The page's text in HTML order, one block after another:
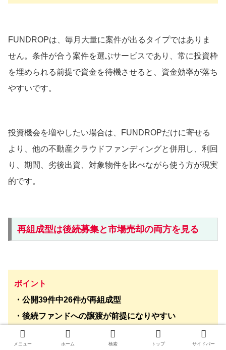
FUNDROPは、毎月大量に案件が出るタイプではありま
せん。条件が合う案件を選ぶサービスであり、常に投資枠
を埋められる前提で資金を待機させると、資金効率が落ち
やすいです。
投資機会を増やしたい場合は、FUNDROPだけに寄せる
より、他の不動産クラウドファンディングと併用し、利回
り、期間、劣後出資、対象物件を比べながら使う方が現実
的です。
再組成型は後続募集と市場売却の両方を見る
ポイント
・公開39件中26件が再組成型
・後続ファンドへの譲渡が前提になりやすい
・再組成できない場合の売却価格も想定する
メニュー ホーム 検索 トップ サイドバー